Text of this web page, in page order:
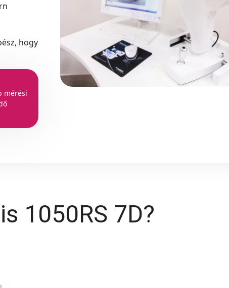
hogy
mérési
1050RS 7D?